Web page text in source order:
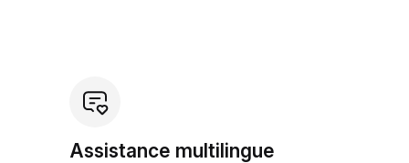
Assistance multilingue